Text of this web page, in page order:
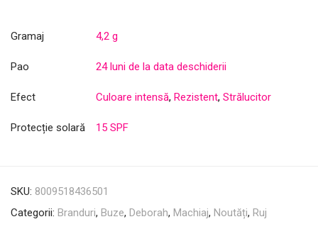
Gramaj 4,2 g
Pao 24 luni de la data deschiderii
Efect Culoare intensă, Rezistent, Strălucitor
Protecție solară 15 SPF
SKU: 8009518436501
Categorii: Branduri, Buze, Deborah, Machiaj, Noutăți, Ruj